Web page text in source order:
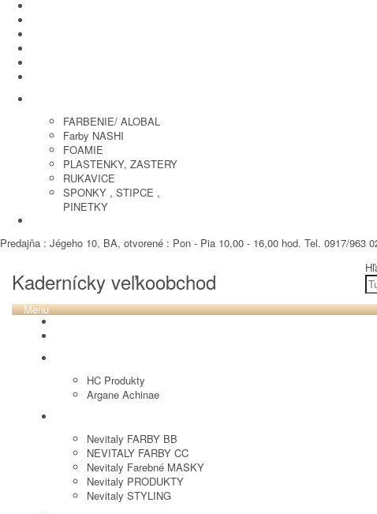
FARBENIE/ ALOBAL
Farby NASHI
FOAMIE
PLASTENKY, ZASTERY
RUKAVICE
SPONKY , STIPCE ,
PINETKY
Predajňa : Jégeho 10, BA, otvorené : Pon - Pia 10,00 - 16,00 hod. Tel. 0917/963
Kadernícky veľkoobchod
Menu
HC Produkty
Argane Achinae
Nevitaly FARBY BB
NEVITALY FARBY CC
Nevitaly Farebné MASKY
Nevitaly PRODUKTY
Nevitaly STYLING